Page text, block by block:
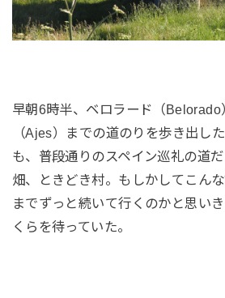
早朝6時半、ベロラード（Belorado
（Ajes）までの道のりを歩き出し
も、普段通りのスペイン巡礼の道
畑、ときどき村。もしかしてこん
までずっと続いて行くのかと思い
くらを待っていた。